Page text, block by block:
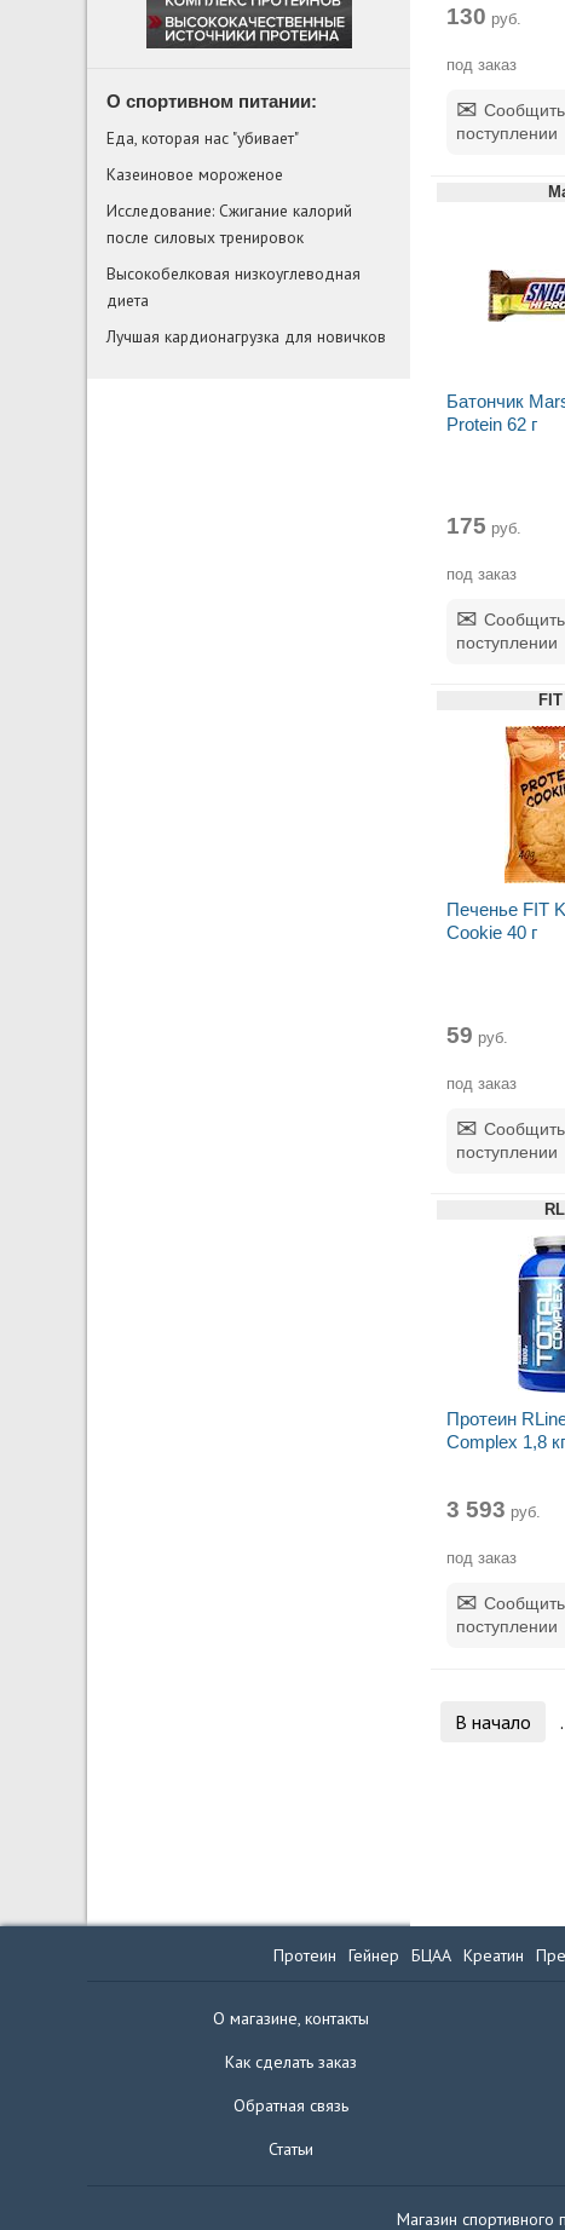
130 руб.
под заказ
поступлении
Батончик
Protein 62 г
175 руб.
под заказ
поступлении
Печенье FIT
Cookie 40 г
59 руб.
под заказ
поступлении
Протеин
Complex 1,8 кг
3 593 руб.
под заказ
поступлении
В начало
О спортивном питании:
Еда, которая нас "убивает"
Казеиновое мороженое
Исследование: Сжигание калорий
после силовых тренировок
Высокобелковая низкоуглеводная
диета
Лучшая кардионагрузка для новичков
Протеин Гейнер БЦАА Креатин
О магазине, контакты
Как сделать заказ
Обратная связь
Статьи
Магазин спортивного